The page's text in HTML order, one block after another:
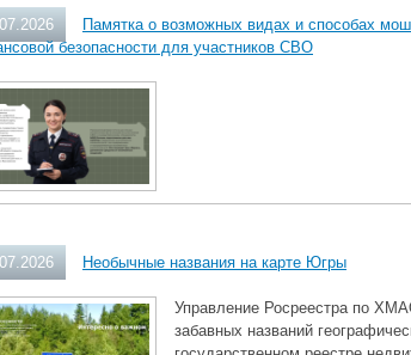
Памятка о возможных видах и способах
безопасности для участников СВО
Необычные названия на карте Югры
Управление Росреестра по
забавных названий